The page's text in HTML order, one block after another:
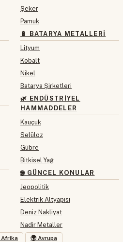
Şeker
Pamuk
🔋 BATARYA METALLERI
Lityum
Kobalt
Nikel
Batarya Şirketleri
🌿 ENDÜSTRIYEL
HAMMADDELER
Kauçuk
Selüloz
Gübre
Bitkisel Yağ
🌐 GÜNCEL KONULAR
Jeopolitik
Elektrik Altyapısı
Deniz Nakliyat
Nadir Metaller
Afrika 🌍 Avrupa